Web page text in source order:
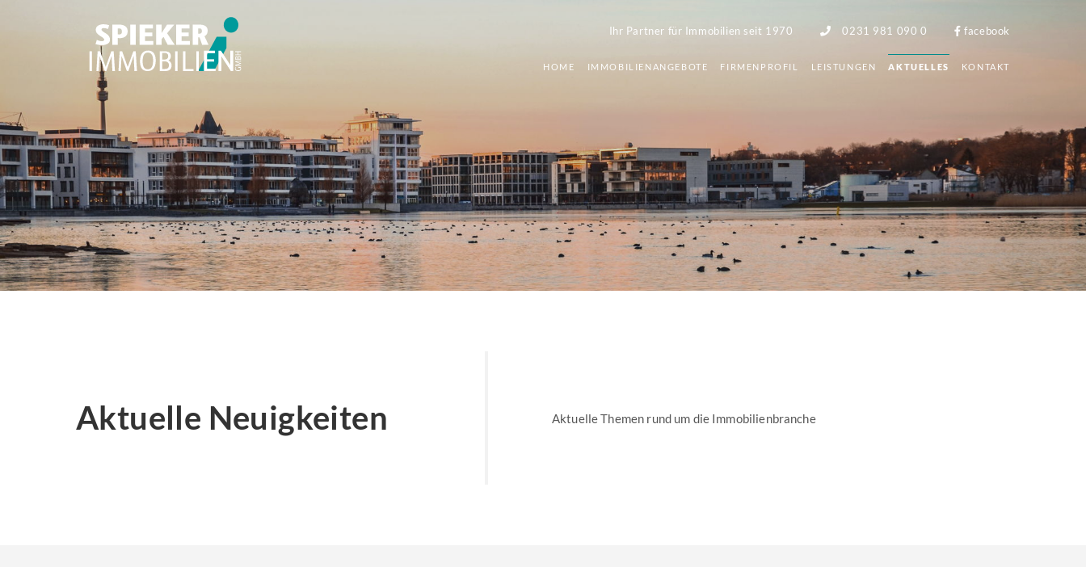
Ihr Partner für Immobilien seit 1970 0231 981 090 0 facebook
HOME IMMOBILIENANGEBOTE FIRMENPROFIL LEISTUNGEN AKTUELLES KONTAKT
Aktuelle Neuigkeiten Aktuelle Themen rund um die Immobilienbranche